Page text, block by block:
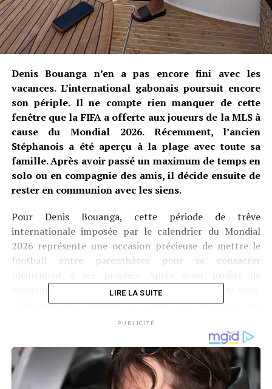
Denis Bouanga n’en a pas encore fini avec les
vacances. L’international gabonais poursuit encore
son périple. Il ne compte rien manquer de cette
fenêtre que la FIFA a offerte aux joueurs de la MLS à
cause du Mondial 2026. Récemment, l’ancien
Stéphanois a été aperçu à la plage avec toute sa
famille. Après avoir passé un maximum de temps en
solo ou en compagnie des amis, il décide ensuite de
rester en communion avec les siens.
Pour Denis Bouanga, cette période de trêve
internationale imposée par le calendrier du Mondial
2026 représente une occasion précieuse de mettre le
football entre parenthèses pour se consacrer
moments de détente en solitaire ou entouré de ses amis,
l’international gabonais a choisi de recentrer ses
activités sur sa famille, illustrant ainsi l’importance qu’il
accorde à son équilibre personnel loin des terrains de la
MLS.
LIRE LA SUITE
PUBLICITÉ